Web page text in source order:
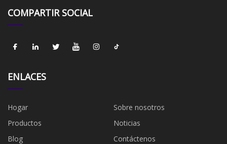
COMPARTIR SOCIAL
ENLACES
Hogar
Sobre nosotros
Productos
Noticias
Blog
Contáctenos